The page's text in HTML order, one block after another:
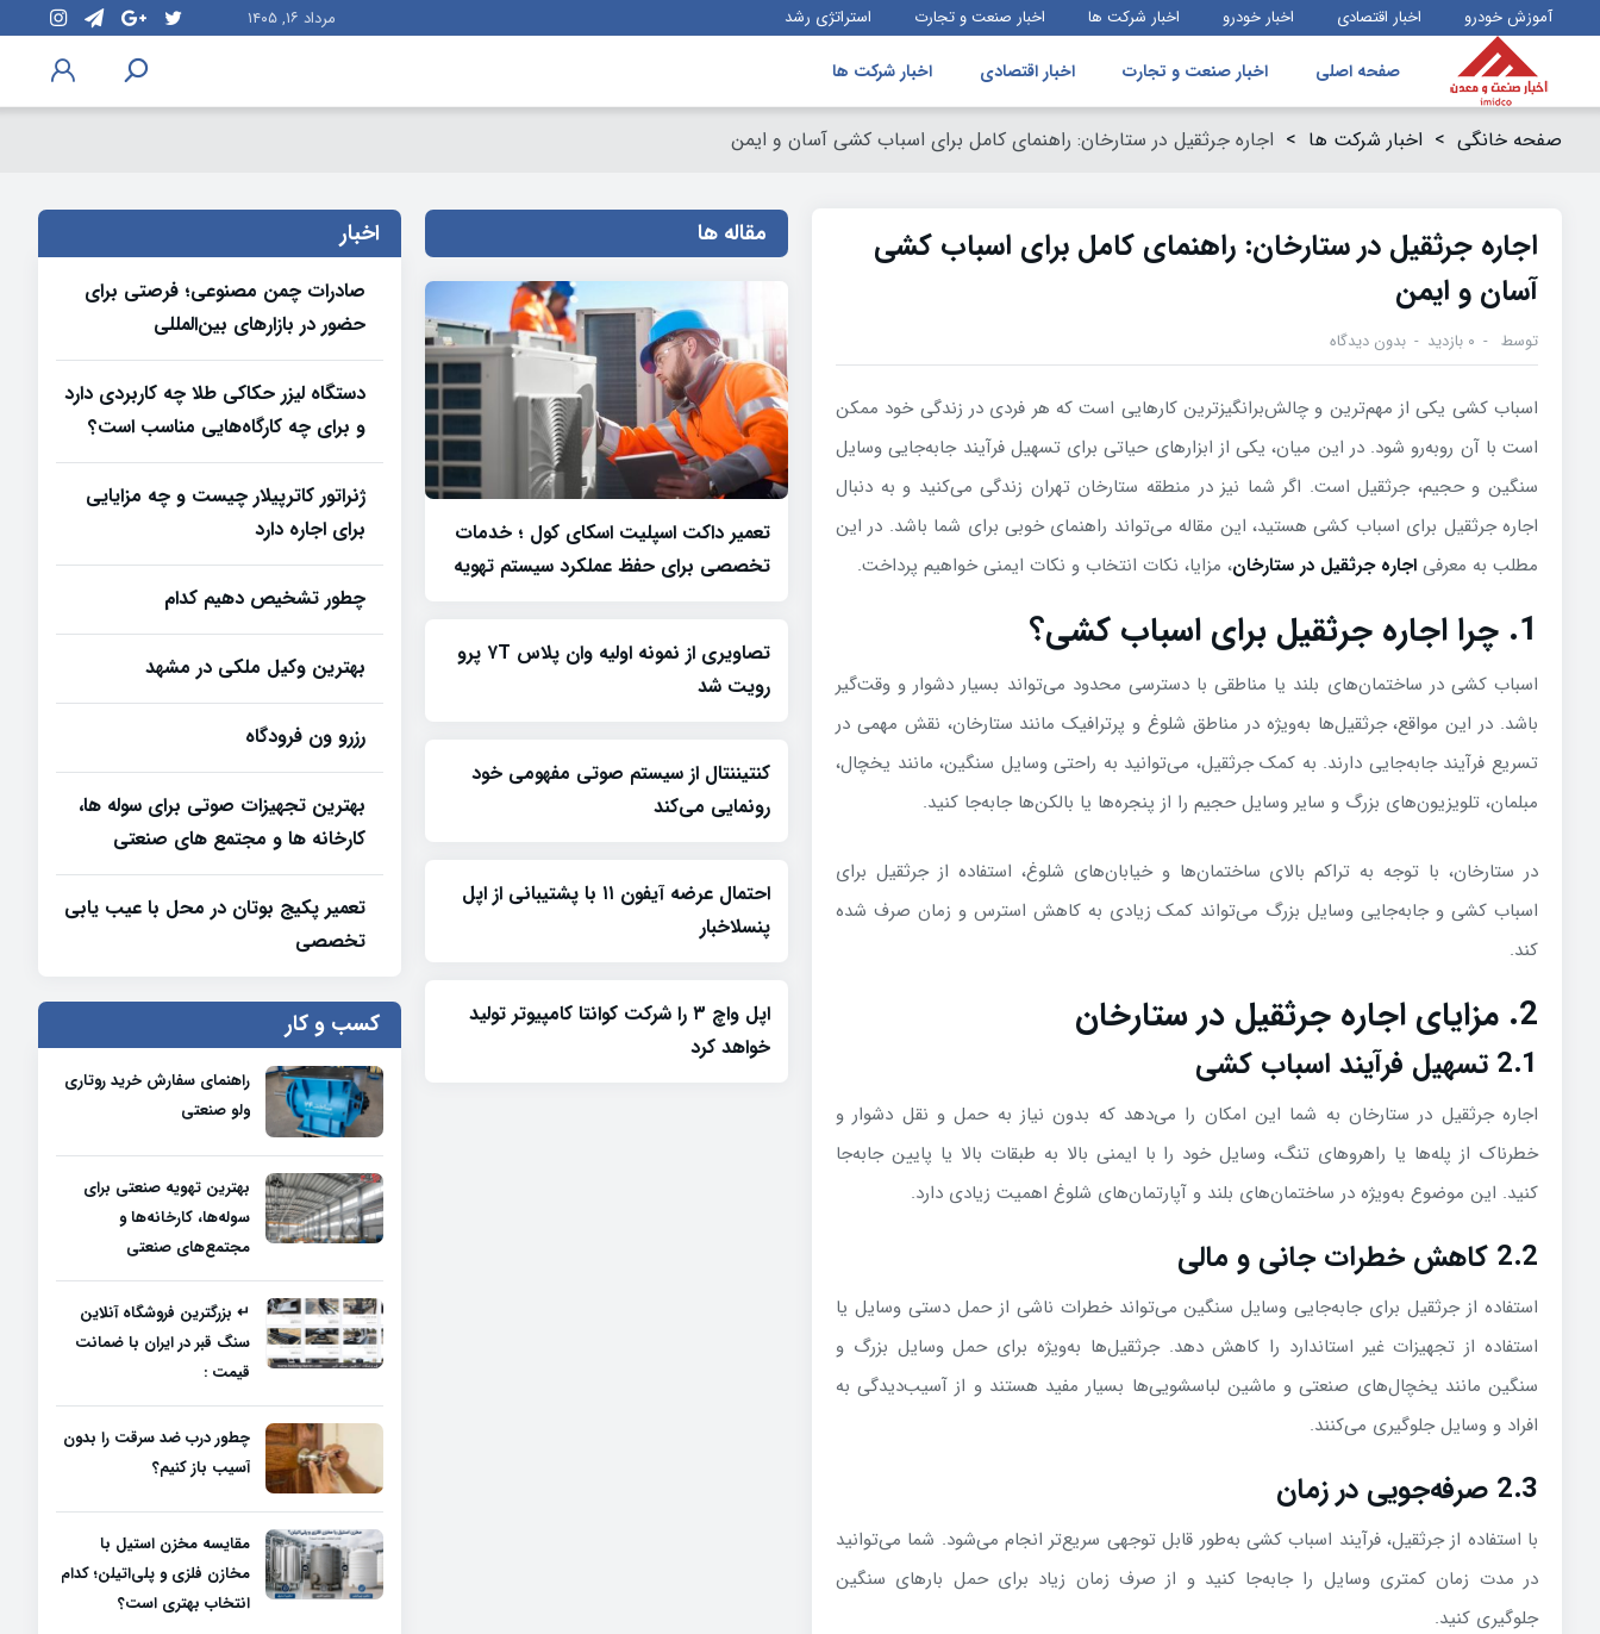
مرداد ۱۶, ۱۴۰۵ آموزش خودرو اخبار اقتصادی اخبار خودرو اخبار شرکت ها اخبار صنعت و تجارت استراتژی رشد
صفحه اصلی اخبار صنعت و تجارت اخبار اقتصادی اخبار شرکت ها
صفحه خانگی > اخبار شرکت ها > اجاره جرثقیل در ستارخان: راهنمای کامل برای اسباب کشی آسان و ایمن
اجاره جرثقیل در ستارخان: راهنمای کامل برای اسباب کشی
آسان و ایمن
توسط ۰ بازدید بدون دیدگاه
اسباب کشی یکی از مهم‌ترین و چالش‌برانگیزترین کارهایی است که هر فردی در زندگی خود ممکن
است با آن روبه‌رو شود. در این میان، یکی از ابزارهای حیاتی برای تسهیل فرآیند جابه‌جایی وسایل
سنگین و حجیم، جرثقیل است. اگر شما نیز در منطقه ستارخان تهران زندگی می‌کنید و به دنبال
اجاره جرثقیل برای اسباب کشی هستید، این مقاله می‌تواند راهنمای خوبی برای شما باشد. در این
مطلب به معرفی اجاره جرثقیل در ستارخان، مزایا، نکات انتخاب و نکات ایمنی خواهیم پرداخت.
1. چرا اجاره جرثقیل برای اسباب کشی؟
اسباب کشی در ساختمان‌های بلند یا مناطقی با دسترسی محدود می‌تواند بسیار دشوار و وقت‌گیر
باشد. در این مواقع، جرثقیل‌ها به‌ویژه در مناطق شلوغ و پرترافیک مانند ستارخان، نقش مهمی در
تسریع فرآیند جابه‌جایی دارند. به کمک جرثقیل، می‌توانید به راحتی وسایل سنگین، مانند یخچال،
مبلمان، تلویزیون‌های بزرگ و سایر وسایل حجیم را از پنجره‌ها یا بالکن‌ها جابه‌جا کنید.
در ستارخان، با توجه به تراکم بالای ساختمان‌ها و خیابان‌های شلوغ، استفاده از جرثقیل برای
اسباب کشی و جابه‌جایی وسایل بزرگ می‌تواند کمک زیادی به کاهش استرس و زمان صرف شده
کند.
2. مزایای اجاره جرثقیل در ستارخان
2.1 تسهیل فرآیند اسباب کشی
اجاره جرثقیل در ستارخان به شما این امکان را می‌دهد که بدون نیاز به حمل و نقل دشوار و
خطرناک از پله‌ها یا راهروهای تنگ، وسایل خود را با ایمنی بالا به طبقات بالا یا پایین جابه‌جا
کنید. این موضوع به‌ویژه در ساختمان‌های بلند و آپارتمان‌های شلوغ اهمیت زیادی دارد.
2.2 کاهش خطرات جانی و مالی
استفاده از جرثقیل برای جابه‌جایی وسایل سنگین می‌تواند خطرات ناشی از حمل دستی وسایل یا
استفاده از تجهیزات غیر استاندارد را کاهش دهد. جرثقیل‌ها به‌ویژه برای حمل وسایل بزرگ و
سنگین مانند یخچال‌های صنعتی و ماشین لباسشویی‌ها بسیار مفید هستند و از آسیب‌دیدگی به
افراد و وسایل جلوگیری می‌کنند.
2.3 صرفه‌جویی در زمان
با استفاده از جرثقیل، فرآیند اسباب کشی به‌طور قابل توجهی سریع‌تر انجام می‌شود. شما می‌توانید
در مدت زمان کمتری وسایل را جابه‌جا کنید و از صرف زمان زیاد برای حمل بارهای سنگین
جلوگیری کنید.
مقاله ها
تعمیر داکت اسپلیت اسکای کول ؛ خدمات
تخصصی برای حفظ عملکرد سیستم تهویه
تصاویری از نمونه اولیه وان پلاس ۷T پرو
رویت شد
کنتیننتال از سیستم صوتی مفهومی خود
رونمایی می‌کند
احتمال عرضه آیفون ۱۱ با پشتیبانی از اپل
پنسلاخبار
اپل واچ ۳ را شرکت کوانتا کامپیوتر تولید
خواهد کرد
اخبار
صادرات چمن مصنوعی؛ فرصتی برای
حضور در بازارهای بین‌المللی
دستگاه لیزر حکاکی طلا چه کاربردی دارد
و برای چه کارگاه‌هایی مناسب است؟
ژنراتور کاترپیلار چیست و چه مزایایی
برای اجاره دارد
چطور تشخیص دهیم کدام
بهترین وکیل ملکی در مشهد
رزرو ون فرودگاه
بهترین تجهیزات صوتی برای سوله‌ ها،
کارخانه‌ ها و مجتمع‌ های صنعتی
تعمیر پکیج بوتان در محل با عیب یابی
تخصصی
کسب و کار
راهنمای سفارش خرید روتاری
ولو صنعتی
بهترین تهویه صنعتی برای
سوله‌ها، کارخانه‌ها و
مجتمع‌های صنعتی
↵ بزرگترین فروشگاه آنلاین
سنگ قبر در ایران با ضمانت
قیمت :
چطور درب ضد سرقت را بدون
آسیب باز کنیم؟
مقایسه مخزن استیل با
مخازن فلزی و پلی‌اتیلن؛ کدام
انتخاب بهتری است؟